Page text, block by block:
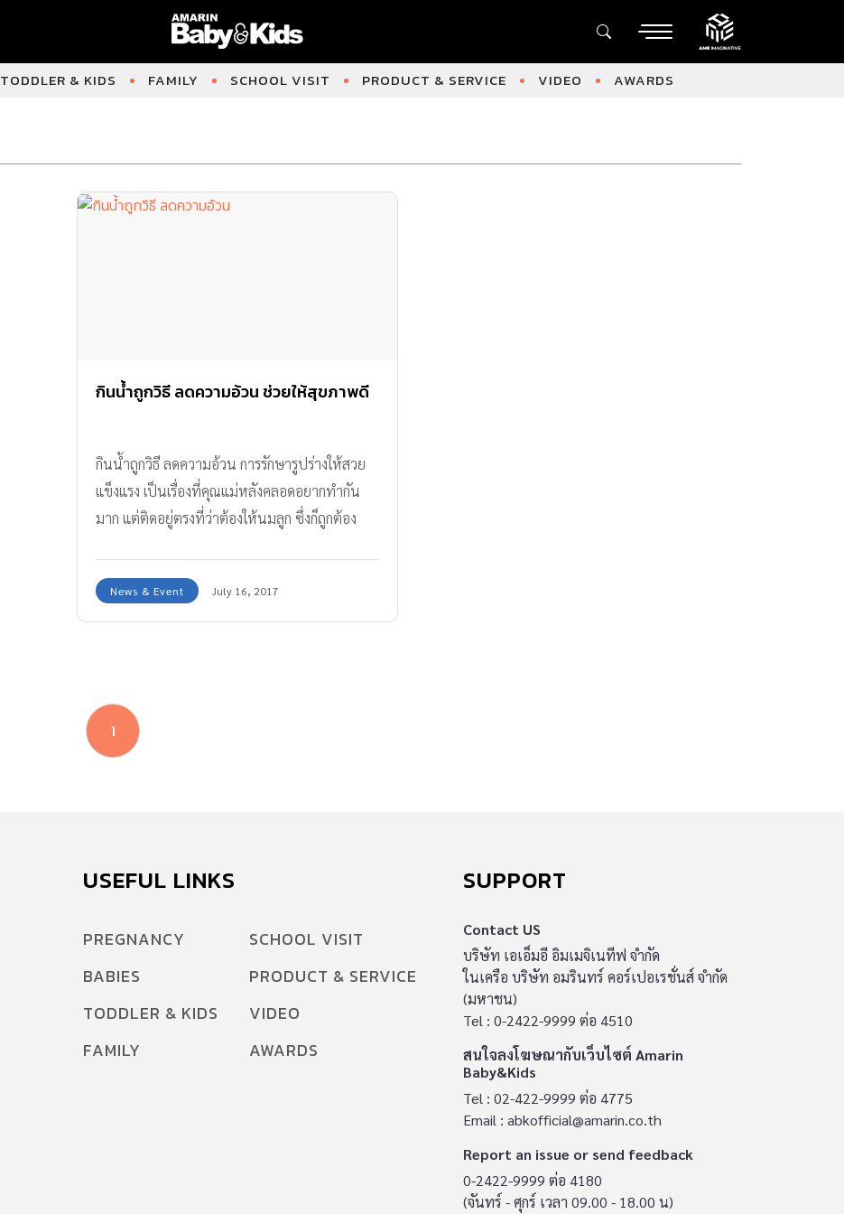
TODDLER & KIDS FAMILY SCHOOL VISIT PRODUCT & SERVICE VIDEO AWARDS
กินน้ำถูกวิธี ลดความอ้วน ช่วยให้สุขภาพดี
กินน้ำถูกวิธี ลดความอ้วน การรักษารูปร่างให้สวย
แข็งแรง เป็นเรื่องที่คุณแม่หลังคลอดอยากทำกัน
มาก แต่ติดอยู่ตรงที่ว่าต้องให้นมลูก ซึ่งก็ถูกต้อง
งาน Amarin Baby & Kids มีคำแนะนะการ กินน้ำ
ถูกวิธี ลดความอ้วน มาฝากคุณแม่กันค่ะ
News & Event July 16, 2017
1
USEFUL LINKS
PREGNANCY
BABIES
TODDLER & KIDS
FAMILY
SCHOOL VISIT
PRODUCT & SERVICE
VIDEO
AWARDS
SUPPORT
Contact US
บริษัท เอเอ็มอี อิมเมจิเนทีฟ จำกัด
ในเครือ บริษัท อมรินทร์ คอร์เปอเรชั่นส์ จำกัด
(มหาชน)
Tel : 0-2422-9999 ต่อ 4510
สนใจลงโฆษณากับเว็บไซต์ Amarin
Baby&Kids
Tel : 02-422-9999 ต่อ 4775
Email : abkofficial@amarin.co.th
Report an issue or send feedback
0-2422-9999 ต่อ 4180
(จันทร์ - ศุกร์ เวลา 09.00 - 18.00 น)